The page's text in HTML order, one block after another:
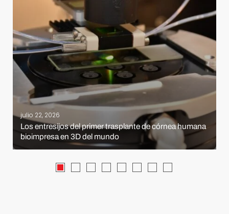
julio 22, 2026
Los entresijos del primer trasplante de córnea humana
bioimpresa en 3D del mundo